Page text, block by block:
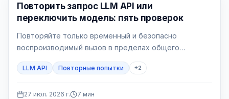
API Guide
Повторить запрос LLM API или
переключить модель: пять проверок
Повторяйте только временный и безопасно
воспроизводимый вызов в пределах общего
заранее принятый для этого процесса.
LLM API Повторные попытки +2
27 июл. 2026 г. 7 мин